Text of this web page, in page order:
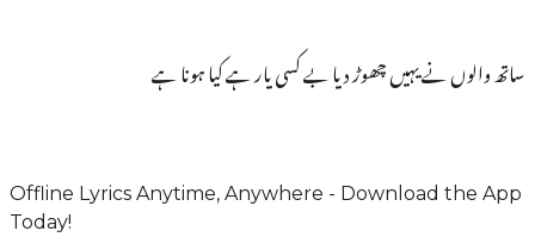
ساتھ والوں نے یہیں چھوڑ دیا بے کسی یار ہے کیا ہونا ہے
Offline Lyrics Anytime, Anywhere - Download the App
Today!